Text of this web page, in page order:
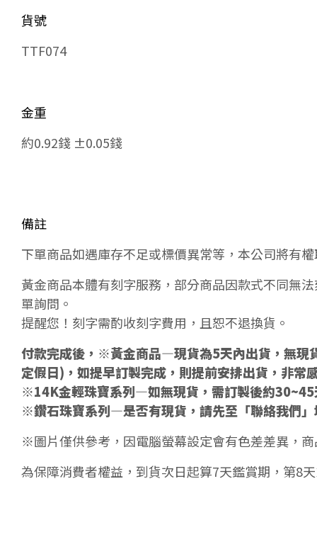
貨號
TTF074
金重
約0.92錢 ±0.05錢
備註
下單商品如遇庫存不足或標價異常等，本公司將有
黃金商品本體有刻字服務，部分商品因款式不同無
單詢問。
提醒您！刻字需酌收刻字費用，且恕不退換貨。
付款完成後，※黃金商品—現貨為5天內出貨，無現
定假日)，如提早訂製完成，則提前安排出貨，非常
※14K金輕珠寶系列—如無現貨，需訂製後約
※鑽石珠寶系列—是否有現貨，請先至「聯絡我們
※圖片僅供參考，因電腦螢幕設定會有色差差異，
為保障消費者權益，到貨次日起算7天鑑賞期，第8